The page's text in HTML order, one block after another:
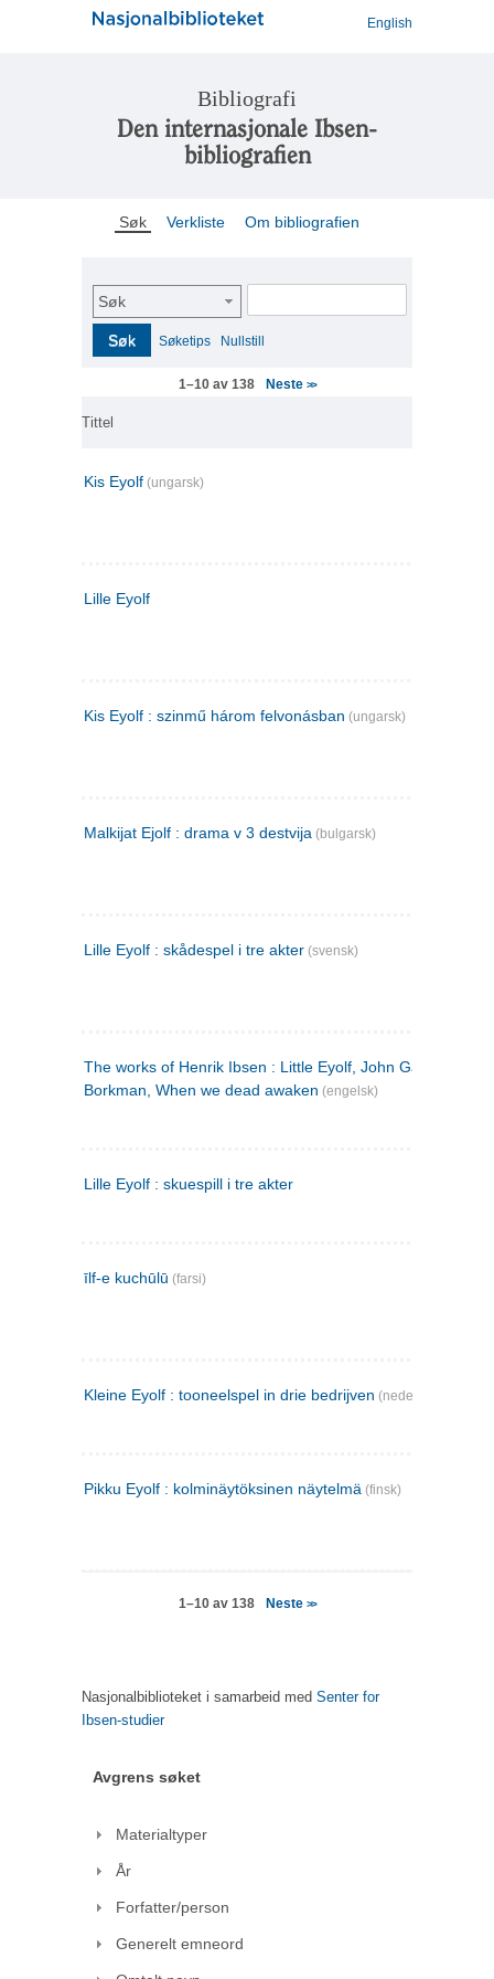
English
Bibliografi
Den internasjonale Ibsen-
bibliografien
Søk Verkliste Om bibliografien
Søk
Søk Søketips Nullstill
1–10 av 138 Neste >>
Tittel
Kis Eyolf (ungarsk)
Lille Eyolf
Kis Eyolf : szinmű három felvonásban (ungarsk)
Malkijat Ejolf : drama v 3 destvija (bulgarsk)
Lille Eyolf : skådespel i tre akter (svensk)
The works of Henrik Ibsen : Little Eyolf, John Gabriel
Borkman, When we dead awaken (engelsk)
Lille Eyolf : skuespill i tre akter
īlf-e kuchūlū (farsi)
Kleine Eyolf : tooneelspel in drie bedrijven (nederlandsk)
Pikku Eyolf : kolminäytöksinen näytelmä (finsk)
1–10 av 138 Neste >>
Nasjonalbiblioteket i samarbeid med Senter for
Ibsen-studier
Avgrens søket
Materialtyper
År
Forfatter/person
Generelt emneord